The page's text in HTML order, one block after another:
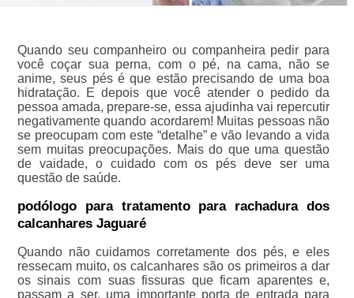
Quando seu companheiro ou companheira pedir para
você coçar sua perna, com o pé, na cama, não se
anime, seus pés é que estão precisando de uma boa
hidratação. E depois que você atender o pedido da
pessoa amada, prepare-se, essa ajudinha vai repercutir
negativamente quando acordarem! Muitas pessoas não
se preocupam com este “detalhe” e vão levando a vida
sem muitas preocupações. Mais do que uma questão
de vaidade, o cuidado com os pés deve ser uma
questão de saúde.
podólogo para tratamento para rachadura dos
calcanhares Jaguaré
Quando não cuidamos corretamente dos pés, e eles
ressecam muito, os calcanhares são os primeiros a dar
os sinais com suas fissuras que ficam aparentes e,
passam a ser, uma importante porta de entrada para